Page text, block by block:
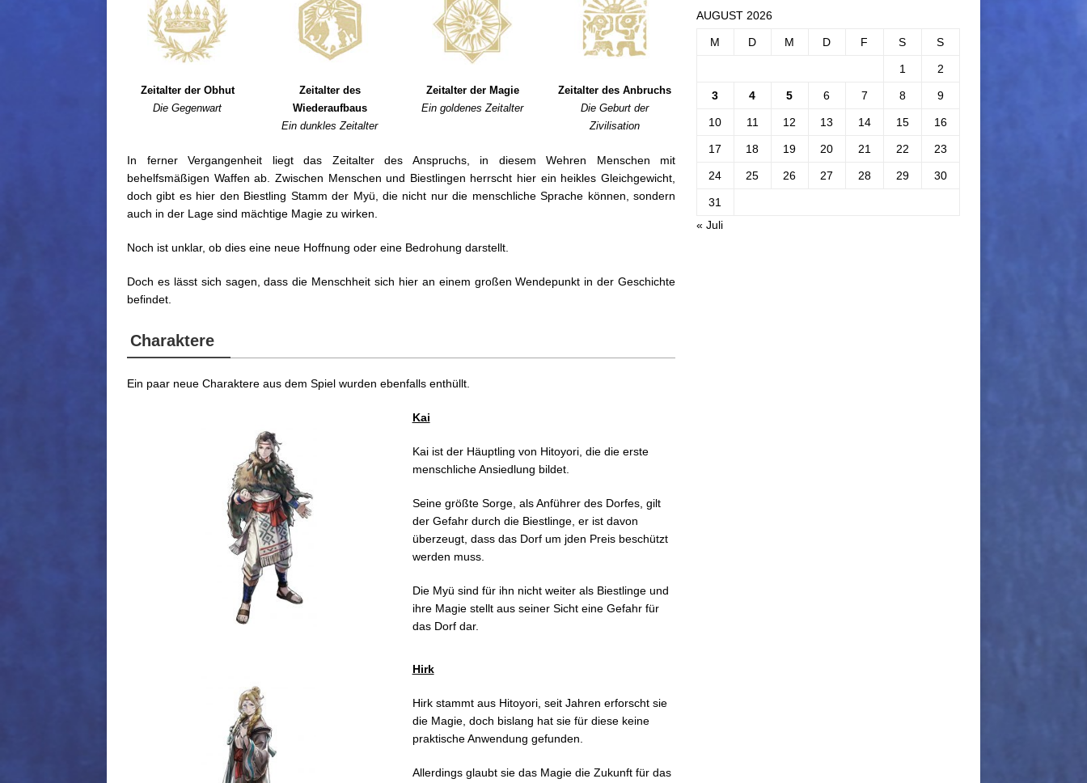
Zeitalter der Obhut
Die Gegenwart
Zeitalter des
Wiederaufbaus
Ein dunkles Zeitalter
Zeitalter der Magie
Ein goldenes Zeitalter
Zeitalter des Anbruchs
Die Geburt der
Zivilisation
In ferner Vergangenheit liegt das Zeitalter des Anspruchs, in diesem Wehren Menschen mit
behelfsmäßigen Waffen ab. Zwischen Menschen und Biestlingen herrscht hier ein heikles Gleichgewicht,
doch gibt es hier den Biestling Stamm der Myü, die nicht nur die menschliche Sprache können, sondern
auch in der Lage sind mächtige Magie zu wirken.
Noch ist unklar, ob dies eine neue Hoffnung oder eine Bedrohung darstellt.
Doch es lässt sich sagen, dass die Menschheit sich hier an einem großen Wendepunkt in der Geschichte
befindet.
Charaktere
Ein paar neue Charaktere aus dem Spiel wurden ebenfalls enthüllt.
Kai
Kai ist der Häuptling von Hitoyori, die die erste
menschliche Ansiedlung bildet.
Seine größte Sorge, als Anführer des Dorfes, gilt
der Gefahr durch die Biestlinge, er ist davon
überzeugt, dass das Dorf um jden Preis beschützt
werden muss.
Die Myü sind für ihn nicht weiter als Biestlinge und
ihre Magie stellt aus seiner Sicht eine Gefahr für
das Dorf dar.
Hirk
Hirk stammt aus Hitoyori, seit Jahren erforscht sie
die Magie, doch bislang hat sie für diese keine
praktische Anwendung gefunden.
Allerdings glaubt sie das Magie die Zukunft für das
AUGUST 2026
M D M D F S S
1 2
3 4 5 6 7 8 9
10 11 12 13 14 15 16
17 18 19 20 21 22 23
24 25 26 27 28 29 30
31
« Juli